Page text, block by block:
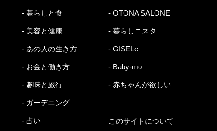
- 暮らしと食
- 美容と健康
- あの人の生き方
- お金と働き方
- 趣味と旅行
- ガーデニング
- 占い
- OTONA SALONE
- 暮らしニスタ
- GISELe
- Baby-mo
- 赤ちゃんが欲しい
このサイトについて